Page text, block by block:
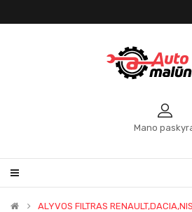
Mano
ALYVOS FILTRAS